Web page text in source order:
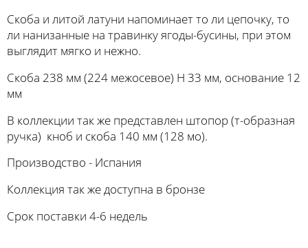
Скоба и литой латуни напоминает то ли цепочку, то
ли нанизанные на травинку ягоды-бусины, при этом
выглядит мягко и нежно.
Скоба 238 мм (224 межосевое) H 33 мм, основание 12
мм
В коллекции так же представлен штопор (т-образная
ручка) кноб и скоба 140 мм (128 мо).
Производство - Испания
Коллекция так же доступна в бронзе
Срок поставки 4-6 недель